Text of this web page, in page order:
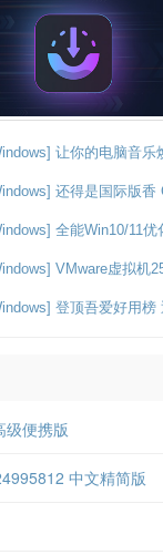
让你的电脑音
还得是国际版
全能Win10/11
VMware虚拟机
登顶吾爱好用榜
级便携版
中文精简版